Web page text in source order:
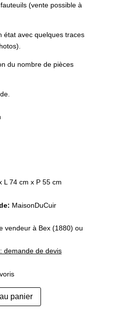
(vente possible à
état avec quelques traces
du nombre de pièces
L 74 cm x P 55 cm
MaisonDuCuir
vendeur à Bex (1880) ou
demande de devis
panier